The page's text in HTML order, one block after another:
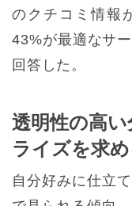
のクチコミ情報
43%が最適なサ
回答した。
透明性の高
ライズを求め
自分好みに仕立